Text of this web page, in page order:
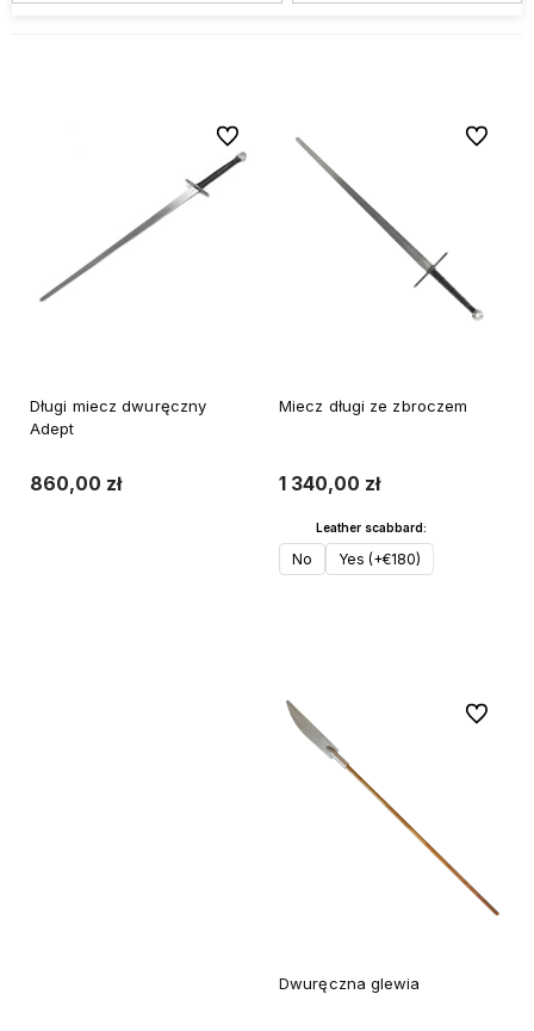
Długi miecz dwuręczny
Adept
860,00 zł
Do ulubionych
Miecz długi ze zbroczem
1 340,00 zł
Leather scabbard:
No Yes (+€180)
Do
Dwuręczna glewia
Do